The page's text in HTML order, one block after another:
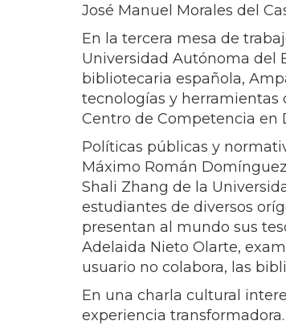
José Manuel Morales del
En la tercera mesa de
Universidad Autónoma del
bibliotecaria española,
tecnologías y herramientas
Centro de Competencia en
Políticas públicas y
Máximo Román
Shali Zhang de la
estudiantes de diversos
presentan al mundo sus
Adelaida Nieto Olarte,
usuario no colabora, las
En una charla cultural
experiencia